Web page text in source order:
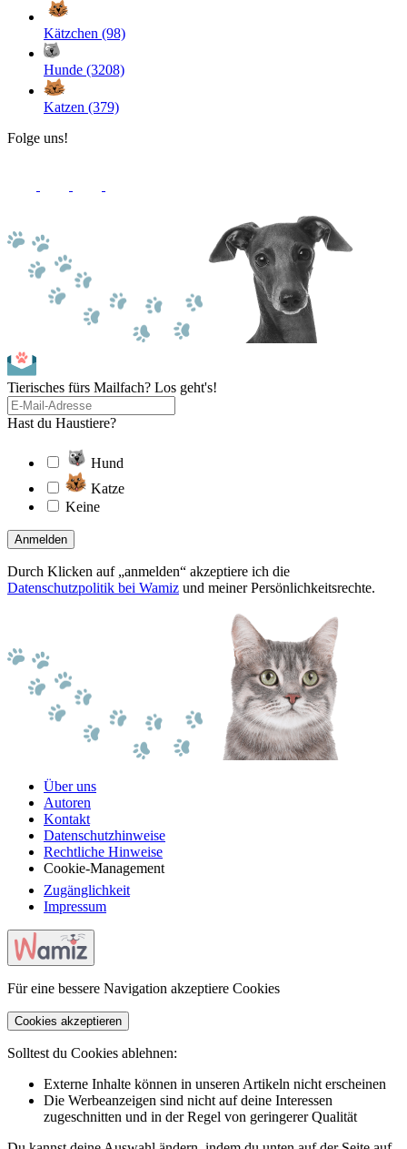
Kätzchen (98)
Hunde (3208)
Katzen (379)
Folge uns!
Tierisches fürs Mailfach? Los geht's!
Hast du Haustiere?
Hund
Katze
Keine
Anmelden
Durch Klicken auf „anmelden“ akzeptiere ich die
Datenschutzpolitik bei Wamiz und meiner Persönlichkeitsrechte.
Über uns
Autoren
Kontakt
Datenschutzhinweise
Rechtliche Hinweise
Cookie-Management
Zugänglichkeit
Impressum
Für eine bessere Navigation akzeptiere Cookies
Cookies akzeptieren
Solltest du Cookies ablehnen:
Externe Inhalte können in unseren Artikeln nicht erscheinen
Die Werbeanzeigen sind nicht auf deine Interessen
zugeschnitten und in der Regel von geringerer Qualität